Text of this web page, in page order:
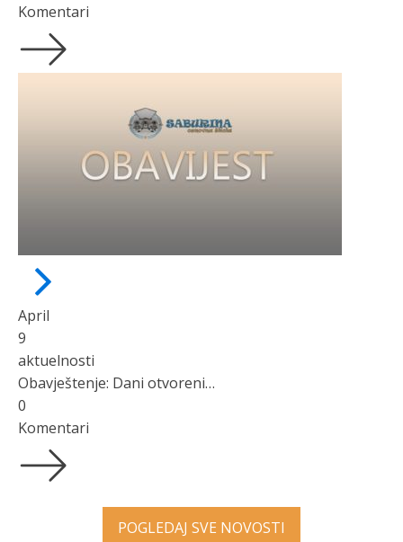
Komentari
April
9
aktuelnosti
Obavještenje: Dani otvorenih vrata
0
Komentari
POGLEDAJ SVE NOVOSTI